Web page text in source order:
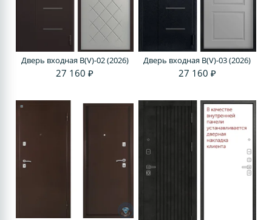
Дверь входная В(V)-02 (2026)
27 160 ₽
Дверь входная В(V)-03 (2026)
27 160 ₽